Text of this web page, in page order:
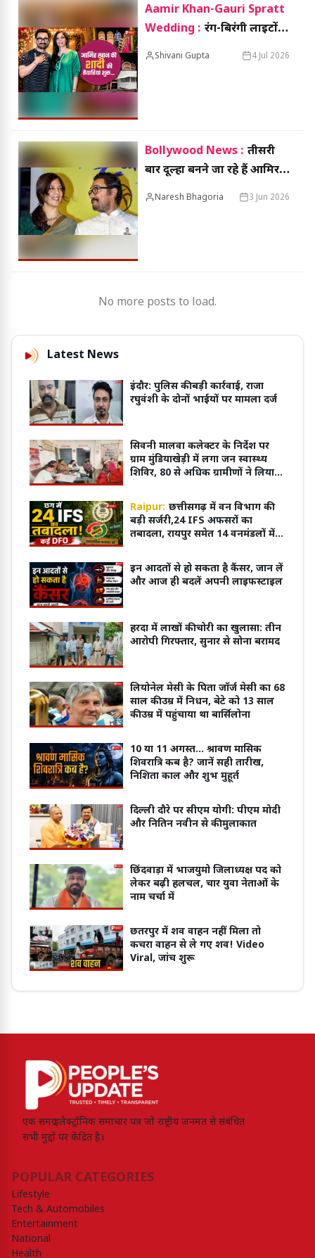
Aamir Khan-Gauri Spratt
Wedding : रंग-बिरंगी लाइटों से
सजा आमिर खान का घर, वायरल
Shivani Gupta 4 Jul 2026
Bollywood News : तीसरी
बार दूल्हा बनने जा रहे हैं आमिर
खान, गर्लफ्रेंड गौरी स्प्रैट के साथ
Naresh Bhagoria 3 Jun 2026
No more posts to load.
Latest News
इंदौर: पुलिस की बड़ी कार्रवाई, राजा
रघुवंशी के दोनों भाईयों पर मामला दर्ज
सिवनी मालवा कलेक्टर के निर्देश पर
ग्राम मुंडियाखेड़ी में लगा जन स्वास्थ्य
शिविर, 80 से अधिक ग्रामीणों ने लिया
Raipur: छत्तीसगढ़ में वन विभाग की
बड़ी सर्जरी,24 IFS अफसरों का
तबादला, रायपुर समेत 14 वनमंडलों में
इन आदतों से हो सकता है कैंसर, जान लें
और आज ही बदलें अपनी लाइफस्टाइल
हरदा में लाखों की चोरी का खुलासा: तीन
आरोपी गिरफ्तार, सुनार से सोना बरामद
लियोनेल मेसी के पिता जॉर्ज मेसी का 68
साल की उम्र में निधन, बेटे को 13 साल
की उम्र में पहुंचाया था बार्सिलोना
10 या 11 अगस्त... श्रावण मासिक
शिवरात्रि कब है? जानें सही तारीख,
निशिता काल और शुभ मुहूर्त
दिल्ली दौरे पर सीएम योगी: पीएम मोदी
और नितिन नवीन से की मुलाकात
छिंदवाड़ा में भाजयुमो जिलाध्यक्ष पद को
लेकर बढ़ी हलचल, चार युवा नेताओं के
नाम चर्चा में
छतरपुर में शव वाहन नहीं मिला तो
कचरा वाहन से ले गए शव! Video
Viral, जांच शुरू
एक समग्र इलेक्ट्रॉनिक समाचार पत्र जो राष्ट्रीय जनमत से संबंधित
सभी मुद्दों पर केंद्रित है।
POPULAR CATEGORIES
Lifestyle
Tech & Automobiles
Entertainment
National
Health